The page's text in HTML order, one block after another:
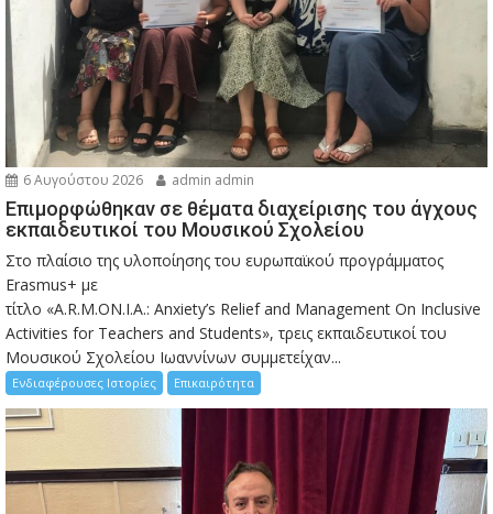
6 Αυγούστου 2026 admin admin
Eπιμορφώθηκαν σε θέματα διαχείρισης του άγχους
εκπαιδευτικοί του Μουσικού Σχολείου
Στο πλαίσιο της υλοποίησης του ευρωπαϊκού προγράμματος
Erasmus+ με
τίτλο «A.R.M.ON.I.A.: Anxiety’s Relief and Management On Inclusive
Activities for Teachers and Students», τρεις εκπαιδευτικοί του
Μουσικού Σχολείου Ιωαννίνων συμμετείχαν...
Ενδιαφέρουσες Ιστορίες Επικαιρότητα